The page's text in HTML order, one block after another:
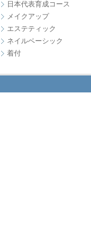
日本代表育成コース
メイクアップ
エステティック
ネイルベーシック
着付